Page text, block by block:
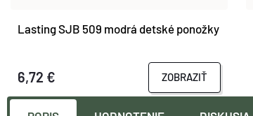
Lasting SJB 509 modrá detské ponožky
6,72 € ZOBRAZIŤ